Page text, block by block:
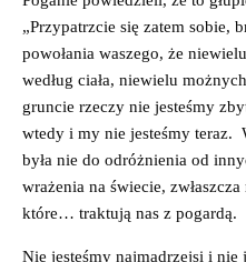
„Przypatrzcie się zatem sobie,
powołania waszego, że
według ciała, niewielu
gruncie rzeczy nie jesteśmy
wtedy i my nie jesteśmy teraz.
była nie do odróżnienia od
wrażenia na świecie,
które… traktują nas z pogardą.
Nie jesteśmy najmądrzejsi i